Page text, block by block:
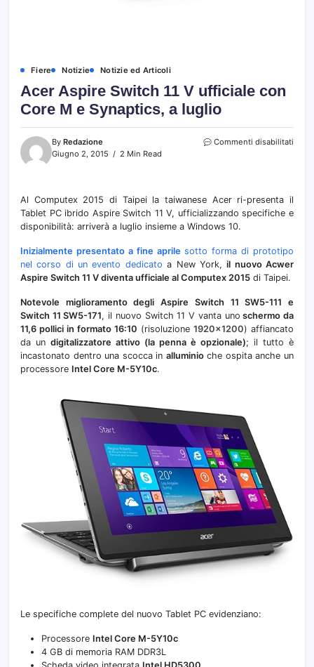
Fiere Notizie Notizie ed Articoli
Acer Aspire Switch 11 V ufficiale con
Core M e Synaptics, a luglio
By Redazione
Giugno 2, 2015
2 Min Read
Commenti disabilitati
Al Computex 2015 di Taipei la taiwanese Acer ri-presenta il
Tablet PC ibrido Aspire Switch 11 V, ufficializzando specifiche e
disponibilità: arriverà a luglio insieme a Windows 10.
Inizialmente presentato a fine aprile sotto forma di prototipo
nel corso di un evento dedicato a New York,il nuovo Acwer
Aspire Switch 11 V diventa ufficiale al Computex 2015 di Taipei.
Notevole miglioramento degli Aspire Switch 11 SW5-111 e
Switch 11 SW5-171, il nuovo Switch 11 V vanta uno schermo da
11,6 pollici in formato 16:10 (risoluzione 1920×1200) affiancato
da un digitalizzatore attivo (la penna è opzionale); il tutto è
incastonato dentro una scocca in alluminioche ospita anche un
processore Intel Core M-5Y10c.
Le specifiche complete del nuovo Tablet PC evidenziano:
Processore Intel Core M-5Y10c
4 GB di memoria RAM DDR3L